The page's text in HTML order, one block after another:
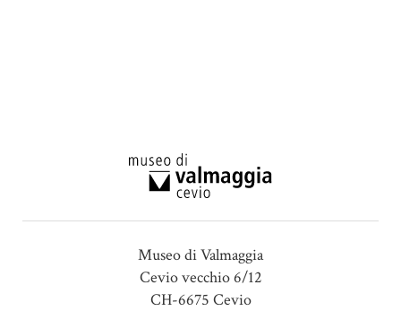
Museo di Valmaggia
Cevio vecchio 6/12
CH-6675 Cevio